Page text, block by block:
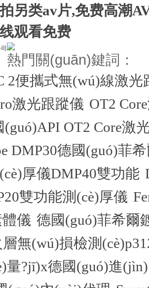
另类av片,免费高潮
观看免费
熱門關(guān)鍵詞：
2便攜式無(wú)線激光
激光跟蹤儀 OT2
(guó)API OT2 Core激
DMP30德國(guó)菲
厚儀DMP40雙功能
雙功能測(cè)厚儀
儀 德國(guó)菲希爾
無(wú)損檢測
量?jī)x德國(guó)進